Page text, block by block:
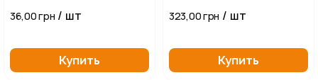
36,00 грн / шт
Купить
323,00 грн / шт
Купить